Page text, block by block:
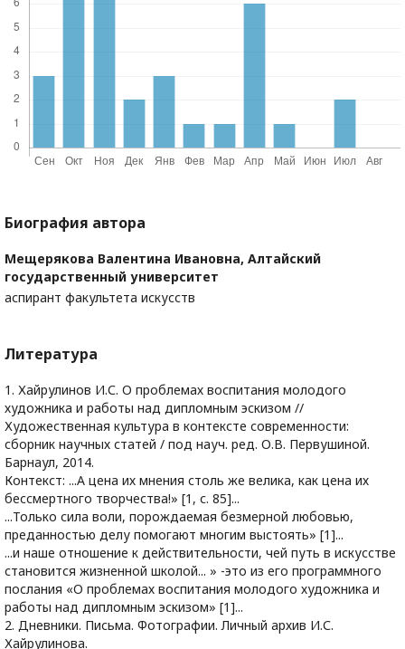
Биография автора
Мещерякова Валентина Ивановна, Алтайский
государственный университет
аспирант факультета искусств
Литература
1. Хайрулинов И.С. О проблемах воспитания молодого
художника и работы над дипломным эскизом //
Художественная культура в контексте современности:
сборник научных статей / под науч. ред. О.В. Первушиной.
Барнаул, 2014.
Контекст: ...А цена их мнения столь же велика, как цена их
бессмертного творчества!» [1, с. 85]...
...Только сила воли, порождаемая безмерной любовью,
преданностью делу помогают многим выстоять» [1]...
...и наше отношение к действительности, чей путь в искусстве
становится жизненной школой... » -это из его программного
послания «О проблемах воспитания молодого художника и
работы над дипломным эскизом» [1]...
2. Дневники. Письма. Фотографии. Личный архив И.С.
Хайрулинова.